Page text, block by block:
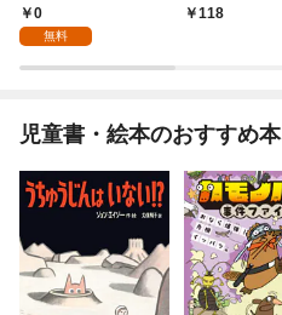
～【単話】（１）
0
無料
話】（１）
118
児童書・絵本のおすすめ本